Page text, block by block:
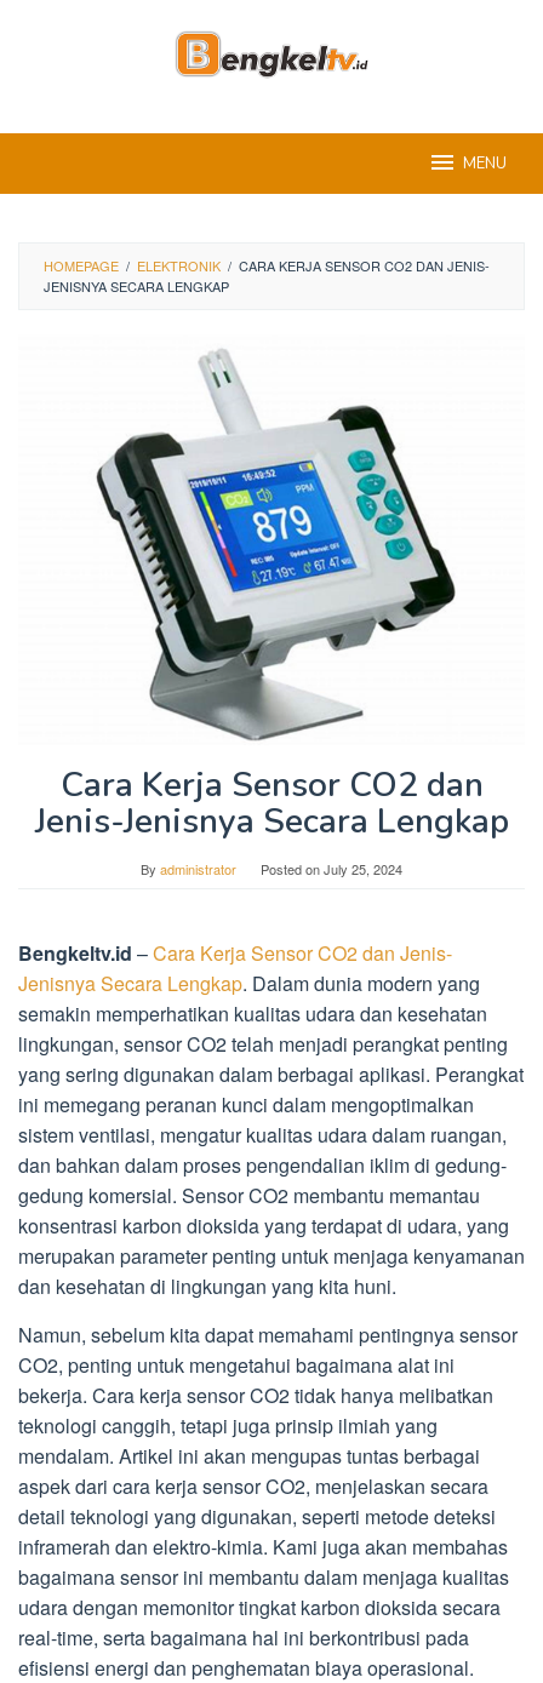
MENU
HOMEPAGE / ELEKTRONIK / CARA KERJA SENSOR CO2 DAN JENIS-
JENISNYA SECARA LENGKAP
Cara Kerja Sensor CO2 dan
Jenis-Jenisnya Secara Lengkap
By administrator Posted onJuly 25, 2024
Bengkeltv.id –Cara Kerja Sensor CO2 dan Jenis-
Jenisnya Secara Lengkap. Dalam dunia modern yang
semakin memperhatikan kualitas udara dan kesehatan
lingkungan, sensor CO2 telah menjadi perangkat penting
yang sering digunakan dalam berbagai aplikasi. Perangkat
ini memegang peranan kunci dalam mengoptimalkan
sistem ventilasi, mengatur kualitas udara dalam ruangan,
dan bahkan dalam proses pengendalian iklim di gedung-
gedung komersial. Sensor CO2 membantu memantau
konsentrasi karbon dioksida yang terdapat di udara, yang
merupakan parameter penting untuk menjaga kenyamanan
dan kesehatan di lingkungan yang kita huni.
Namun, sebelum kita dapat memahami pentingnya sensor
CO2, penting untuk mengetahui bagaimana alat ini
bekerja. Cara kerja sensor CO2 tidak hanya melibatkan
teknologi canggih, tetapi juga prinsip ilmiah yang
mendalam. Artikel ini akan mengupas tuntas berbagai
aspek dari cara kerja sensor CO2, menjelaskan secara
detail teknologi yang digunakan, seperti metode deteksi
inframerah dan elektro-kimia. Kami juga akan membahas
bagaimana sensor ini membantu dalam menjaga kualitas
udara dengan memonitor tingkat karbon dioksida secara
real-time, serta bagaimana hal ini berkontribusi pada
efisiensi energi dan penghematan biaya operasional.